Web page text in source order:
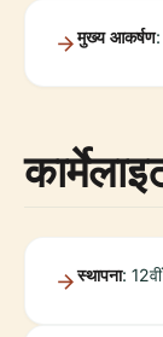
मुख्य आकर्षण:
स्थापना: